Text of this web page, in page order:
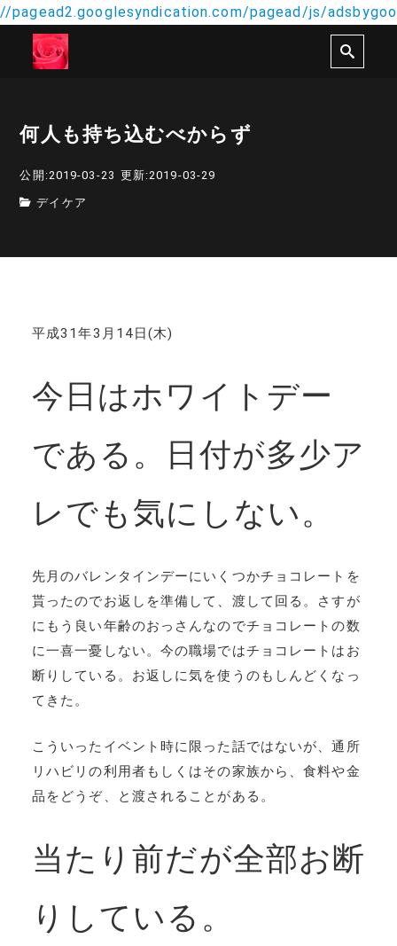
//pagead2.googlesyndication.com/pagead/js/
何人も持ち込むべからず
公開:2019-03-23 更新:2019-03-29
デイケア
平成31年3月14日(木)
今日はホワイトデー
である。日付が多少ア
レでも気にしない。
先月のバレンタインデーにいくつかチョコレートを
貰ったのでお返しを準備して、渡して回る。さすが
にもう良い年齢のおっさんなのでチョコレートの数
に一喜一憂しない。今の職場ではチョコレートはお
断りしている。お返しに気を使うのもしんどくなっ
てきた。
こういったイベント時に限った話ではないが、通所
リハビリの利用者もしくはその家族から、食料や金
品をどうぞ、と渡されることがある。
当たり前だが全部お断
りしている。